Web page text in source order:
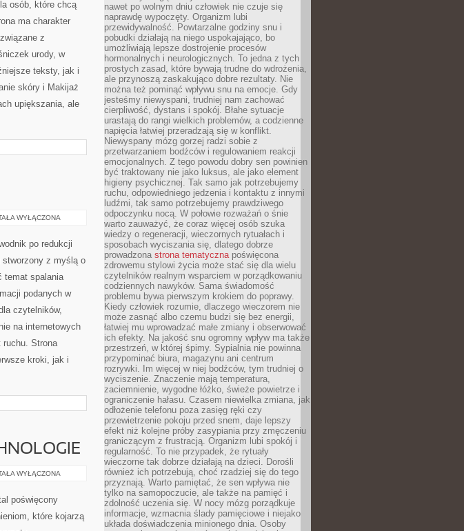
osób, które chcą
ma charakter
z
urody, w
teksty, jak i
skóry i Makijaż
upiększania, ale
WYŁĄCZONA
po redukcji
stworzony z myślą o
temat spalania
podanych w
czytelników,
na internetowych
Strona
kroki, jak i
WYŁĄCZONA
poświęcony
które kojarzą
nawet po wolnym dniu człowiek nie czuje się
naprawdę wypoczęty. Organizm lubi
przewidywalność. Powtarzalne godziny snu i
pobudki działają na niego uspokajająco, bo
umożliwiają lepsze dostrojenie procesów
hormonalnych i neurologicznych. To jedna z tych
prostych zasad, które bywają trudne do wdrożenia,
ale przynoszą zaskakująco dobre rezultaty. Nie
można też pominąć wpływu snu na emocje. Gdy
jesteśmy niewyspani, trudniej nam zachować
cierpliwość, dystans i spokój. Błahe sytuacje
urastają do rangi wielkich problemów, a codzienne
napięcia łatwiej przeradzają się w konflikt.
Niewyspany mózg gorzej radzi sobie z
przetwarzaniem bodźców i regulowaniem reakcji
emocjonalnych. Z tego powodu dobry sen powinien
być traktowany nie jako luksus, ale jako element
higieny psychicznej. Tak samo jak potrzebujemy
ruchu, odpowiedniego jedzenia i kontaktu z innymi
ludźmi, tak samo potrzebujemy prawdziwego
odpoczynku nocą. W połowie rozważań o śnie
warto zauważyć, że coraz więcej osób szuka
wiedzy o regeneracji, wieczornych rytuałach i
sposobach wyciszania się, dlatego dobrze
prowadzona strona tematycznapoświęcona
zdrowemu stylowi życia może stać się dla wielu
czytelników realnym wsparciem w porządkowaniu
codziennych nawyków. Sama świadomość
problemu bywa pierwszym krokiem do poprawy.
Kiedy człowiek rozumie, dlaczego wieczorem nie
może zasnąć albo czemu budzi się bez energii,
łatwiej mu wprowadzać małe zmiany i obserwować
ich efekty. Na jakość snu ogromny wpływ ma także
przestrzeń, w której śpimy. Sypialnia nie powinna
przypominać biura, magazynu ani centrum
rozrywki. Im więcej w niej bodźców, tym trudniej o
wyciszenie. Znaczenie mają temperatura,
zaciemnienie, wygodne łóżko, świeże powietrze i
ograniczenie hałasu. Czasem niewielka zmiana, jak
odłożenie telefonu poza zasięg ręki czy
przewietrzenie pokoju przed snem, daje lepszy
efekt niż kolejne próby zasypiania przy zmęczeniu
graniczącym z frustracją. Organizm lubi spokój i
regularność. To nie przypadek, że rytuały
wieczorne tak dobrze działają na dzieci. Dorośli
również ich potrzebują, choć rzadziej się do tego
przyznają. Warto pamiętać, że sen wpływa nie
tylko na samopoczucie, ale także na pamięć i
zdolność uczenia się. W nocy mózg porządkuje
informacje, wzmacnia ślady pamięciowe i niejako
układa doświadczenia minionego dnia. Osoby